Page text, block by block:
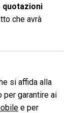
quotazioni
che avrà
si affida alla
per garantire ai
e per